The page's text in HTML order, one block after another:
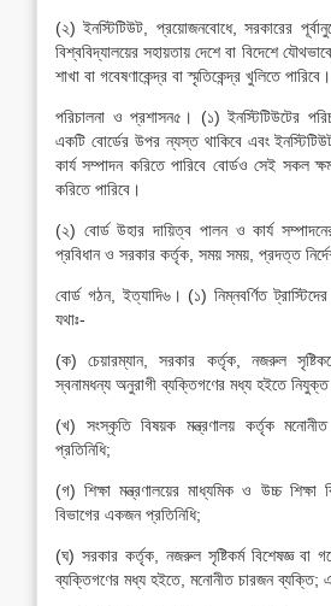
(২) ইনস্টিটিউট, প্রয়োজনবোধে, সরকারের
বিশ্ববিদ্যালয়ের সহায়তায় দেশে বা বিদেশে
শাখা বা গবেষণাকেন্দ্র বা স্মৃতিকেন্দ্র খুলিতে পারিবে।
পরিচালনা ও প্রশাসন৫। (১) ইনস্টিটিউটের
একটি বোর্ডের উপর ন্যস্ত থাকিবে এবং
কার্য সম্পাদন করিতে পারিবে বোর্ডও সেই সকল
করিতে পারিবে।
(২) বোর্ড উহার দায়িত্ব পালন ও কার্য
প্রবিধান ও সরকার কর্তৃক, সময় সময়, প্রদত্ত
বোর্ড গঠন, ইত্যাদি৬। (১) নিম্নবর্ণিত
যথাঃ-
(ক) চেয়ারম্যান, সরকার কর্তৃক, নজরুল
স্বনামধন্য অনুরাগী ব্যক্তিগণের মধ্য হইতে
(খ) সংস্কৃতি বিষয়ক মন্ত্রণালয় কর্তৃক
প্রতিনিধি;
(গ) শিক্ষা মন্ত্রণালয়ের মাধ্যমিক ও উচ্চ
বিভাগের একজন প্রতিনিধি;
(ঘ) সরকার কর্তৃক, নজরুল সৃষ্টিকর্ম বিশেষজ্ঞ বা
ব্যক্তিগণের মধ্য হইতে, মনোনীত চারজন ব্যক্তি;